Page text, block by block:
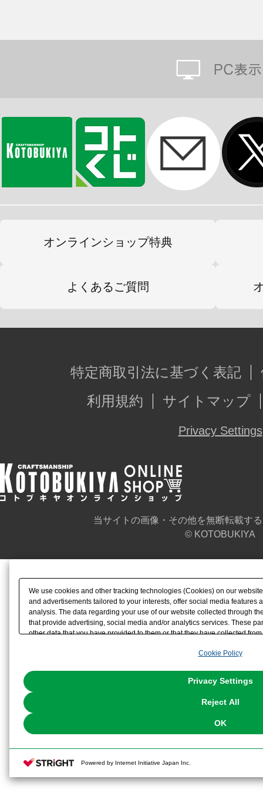
オンラインショップ特典
よくあるご質問
特定商取引法に基づく表記
利用規約
サイトマップ
Privacy Settings
当サイトの画像・その他を無断転載す
© KOTOBUKIYA
We use cookies and other tracking technologies (Cookies) on our
and advertisements tailored to your interests, offer social media features
analysis. The data regarding your use of our website collected through
that provide advertising, social media and/or analytics services. These
other data that you have provided to them or that they have collected
the use of all Cookies except for Strictly Necessary Cookies, please
Cookie Policy
Privacy Settings
Reject All
OK
Powered by Internet Initiative Japan Inc.